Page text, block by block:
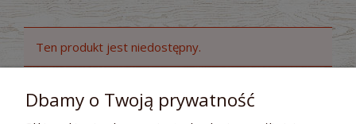
Ten produkt jest niedostępny.
POMOC
Dbamy o Twoją prywatność